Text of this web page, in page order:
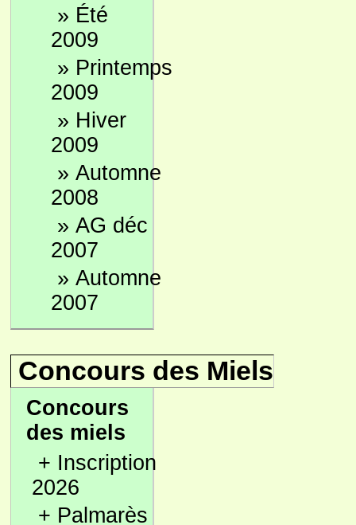
» Été
2009
» Printemps
2009
» Hiver
2009
» Automne
2008
» AG déc
2007
» Automne
2007
Concours des Miels
Concours
des miels
+ Inscription
2026
+ Palmarès